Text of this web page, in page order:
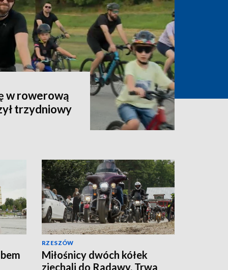
w rowerową
trzydniowy
RZESZÓW
Miłośnicy dwóch kółek
zjechali do Radawy. Trwa